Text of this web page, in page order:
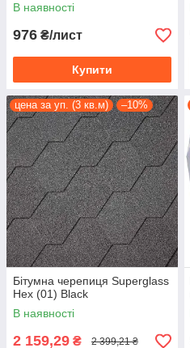
В наявності
976 ₴/лист
Купити
цена за уп. (3 кв.м) –10%
Бітумна черепиця Superglass
Hex (01) Black
В наявності
2 159,29 ₴ 2 399,21 ₴